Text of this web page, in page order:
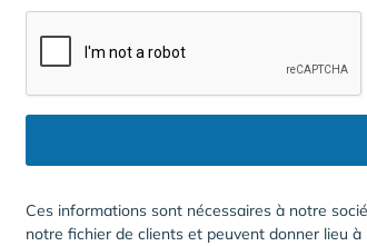
Ces informations sont nécessaires à notre
notre fichier de clients et peuvent donner lieu à